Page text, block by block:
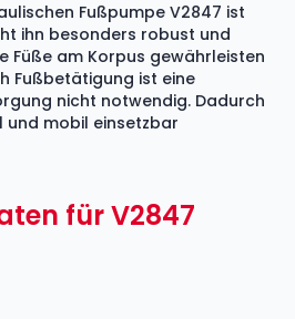
Fußpumpe V2847 ist
ihn besonders robust und
Füße am Korpus gewährleisten
Fußbetätigung ist eine
nicht notwendig. Dadurch
und mobil einsetzbar
für V2847